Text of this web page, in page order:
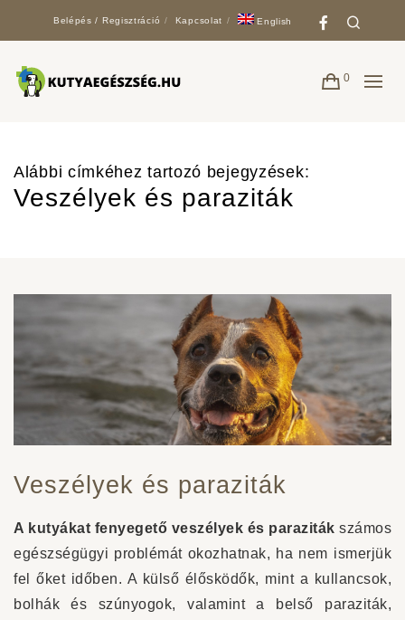
Belépés / Regisztráció Kapcsolat English
0
Alábbi címkéhez tartozó bejegyzések:
Veszélyek és paraziták
Veszélyek és paraziták
A kutyákat fenyegető veszélyek és paraziták számos
egészségügyi problémát okozhatnak, ha nem ismerjük
fel őket időben. A külső élősködők, mint a kullancsok,
bolhák és szúnyogok, valamint a belső paraziták,